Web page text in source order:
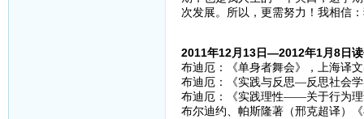
次发展。所以，更需努力！我相信
2011年12月13日—2012年1月8日
布迪厄：《单身者舞会》，上海译
布迪厄：《实践与反思—反思社会学
布迪厄：《实践理性——关于行为理
布尔迪约、帕斯隆著（邢克超译）